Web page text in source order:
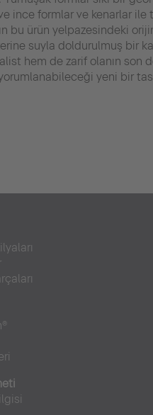
ince formlar ve kenarlar ile
bu ürün yelpazesindeki
suyla doldurulmuş bir
hem de zarif olanın son
yeni bir